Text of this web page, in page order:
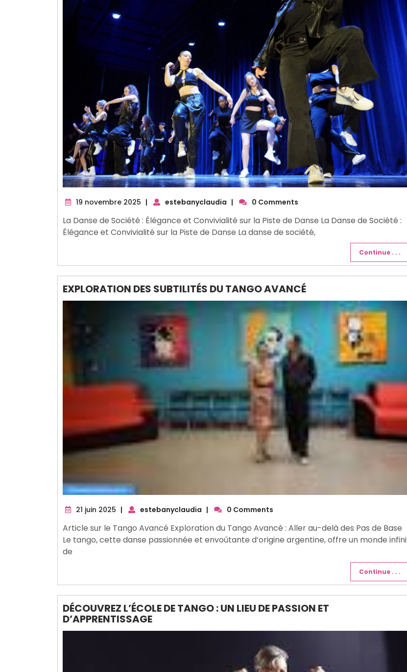
19 novembre 2025 19
2025
| estebanyclaudia | 0 Comments
La Danse de Société : Élégance et Convivialité sur la Piste de Danse La Danse de Société :
Élégance et Convivialité sur la Piste de Danse La danse de société,
Continue . . .
EXPLORATION DES SUBTILITÉS DU TANGO AVANCÉ
21 juin 2025 21
2025
| estebanyclaudia | 0 Comments
Article sur le Tango Avancé Exploration du Tango Avancé : Aller au-delà des Pas de Base
Le tango, cette danse passionnée et envoûtante d’origine argentine, offre un monde infini
de
Continue . . .
DÉCOUVREZ L’ÉCOLE DE TANGO : UN LIEU DE PASSION ET
D’APPRENTISSAGE